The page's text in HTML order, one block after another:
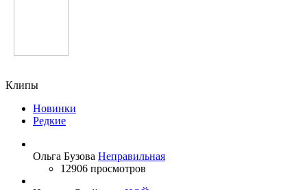
Клипы
Новинки
Редкие
Ольга Бузова Неправильная
12906 просмотров